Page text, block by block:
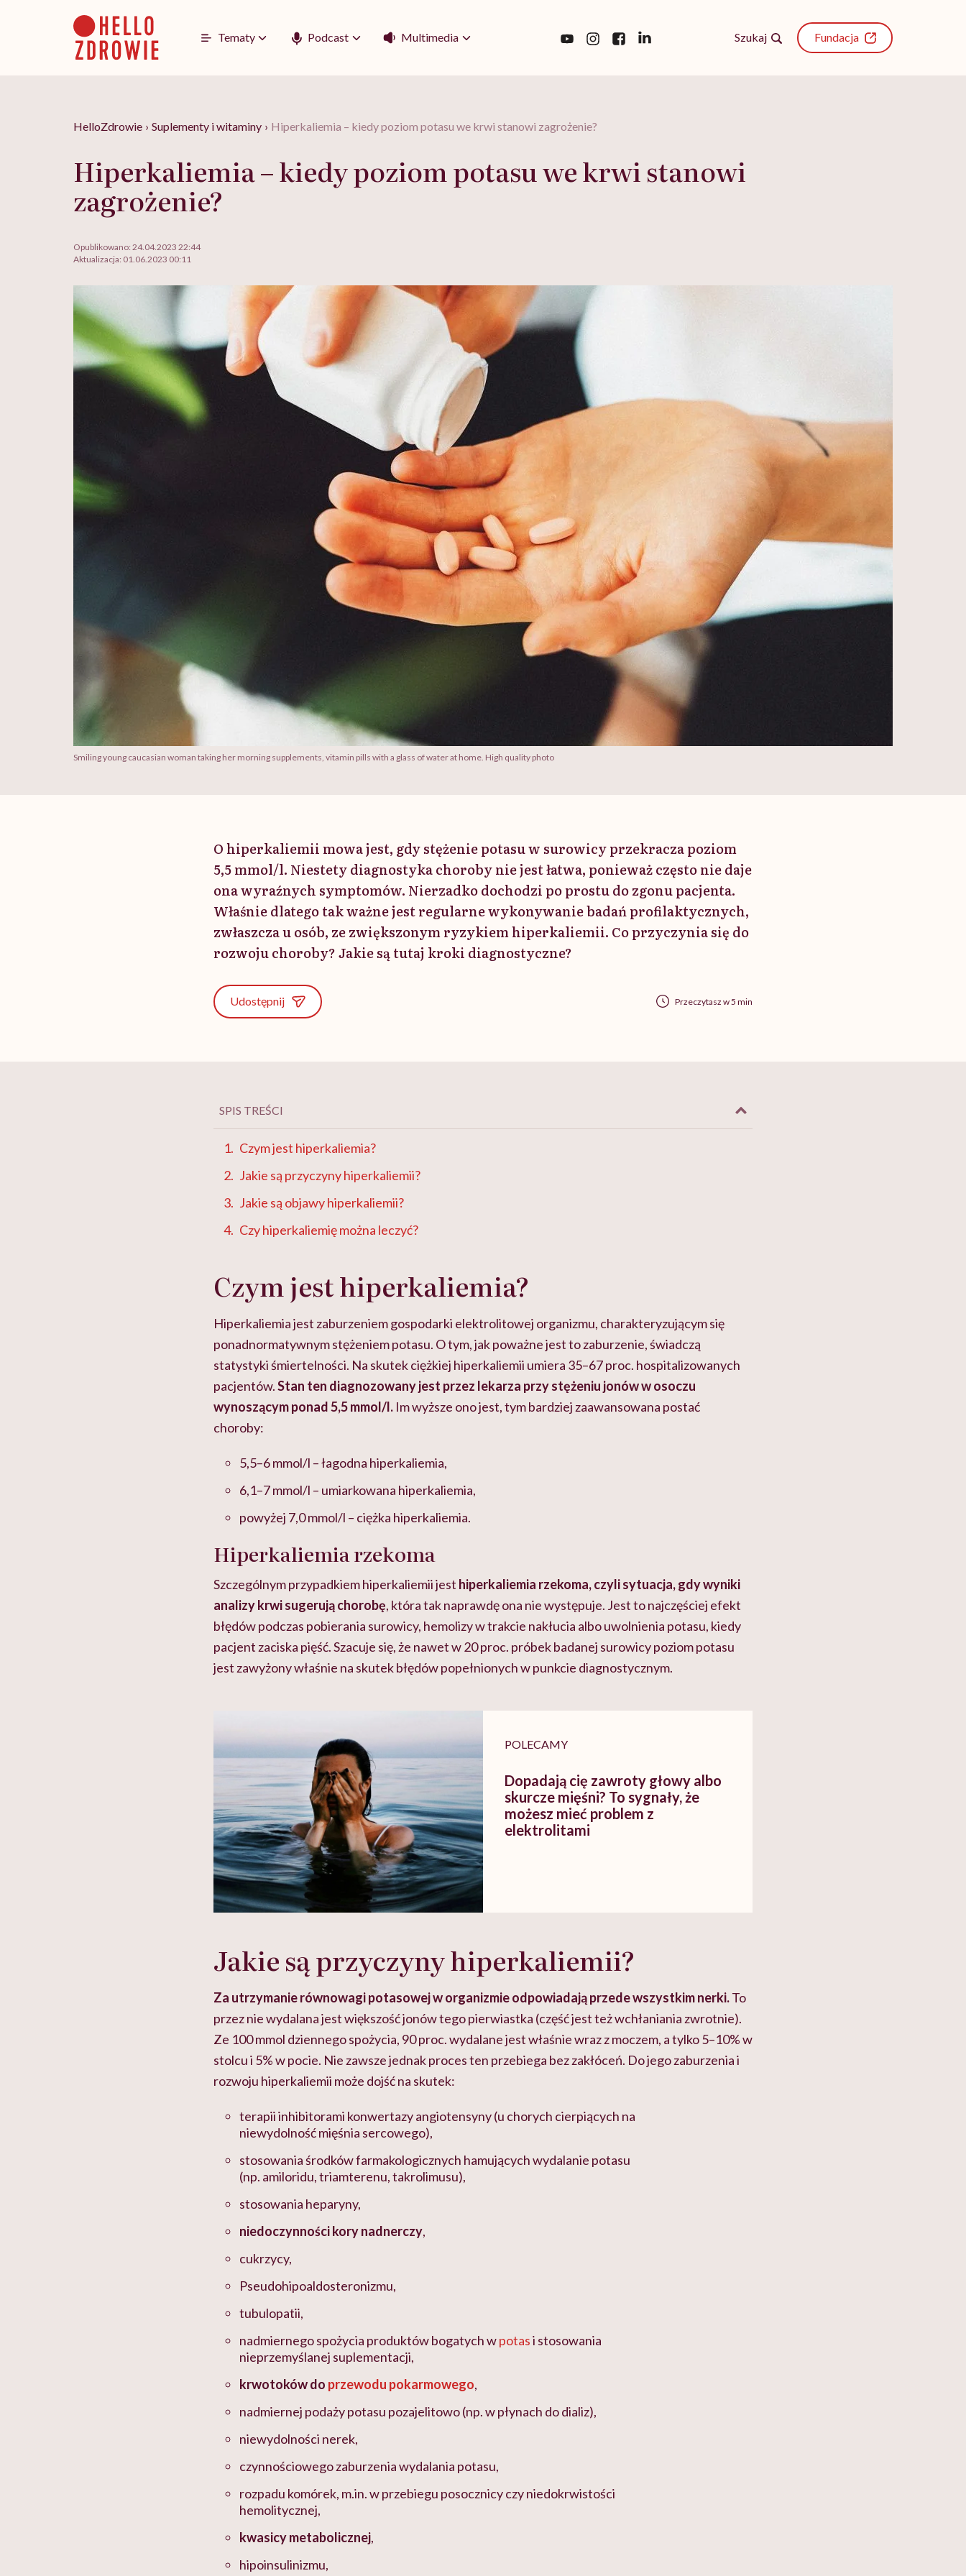
Tematy Podcast Multimedia Szukaj Fundacja
HelloZdrowie › Suplementy i witaminy › Hiperkaliemia – kiedy poziom potasu we krwi stanowi zagrożenie?
Hiperkaliemia – kiedy poziom potasu we krwi stanowi
zagrożenie?
Opublikowano: 24.04.2023 22:44
Aktualizacja: 01.06.2023 00:11
Smiling young caucasian woman taking her morning supplements, vitamin pills with a glass of water at home. High quality photo
O hiperkaliemii mowa jest, gdy stężenie potasu w surowicy przekracza poziom
5,5 mmol/l. Niestety diagnostyka choroby nie jest łatwa, ponieważ często nie daje
ona wyraźnych symptomów. Nierzadko dochodzi po prostu do zgonu pacjenta.
Właśnie dlatego tak ważne jest regularne wykonywanie badań profilaktycznych,
zwłaszcza u osób, ze zwiększonym ryzykiem hiperkaliemii. Co przyczynia się do
rozwoju choroby? Jakie są tutaj kroki diagnostyczne?
Udostępnij Przeczytasz w 5 min
SPIS TREŚCI
Czym jest hiperkaliemia?
Jakie są przyczyny hiperkaliemii?
Jakie są objawy hiperkaliemii?
Czy hiperkaliemię można leczyć?
Czym jest hiperkaliemia?
Hiperkaliemia jest zaburzeniem gospodarki elektrolitowej organizmu, charakteryzującym się
ponadnormatywnym stężeniem potasu. O tym, jak poważne jest to zaburzenie, świadczą
statystyki śmiertelności. Na skutek ciężkiej hiperkaliemii umiera 35–67 proc. hospitalizowanych
pacjentów.Stan ten diagnozowany jest przez lekarza przy stężeniu jonów w osoczu
wynoszącym ponad 5,5 mmol/l. Im wyższe ono jest, tym bardziej zaawansowana postać
choroby:
5,5–6 mmol/l – łagodna hiperkaliemia,
6,1–7 mmol/l – umiarkowana hiperkaliemia,
powyżej 7,0 mmol/l – ciężka hiperkaliemia.
Hiperkaliemia rzekoma
Szczególnym przypadkiem hiperkaliemii jest hiperkaliemia rzekoma, czyli sytuacja, gdy wyniki
analizy krwi sugerują chorobę, która tak naprawdę ona nie występuje. Jest to najczęściej efekt
błędów podczas pobierania surowicy, hemolizy w trakcie nakłucia albo uwolnienia potasu, kiedy
pacjent zaciska pięść. Szacuje się, że nawet w 20 proc. próbek badanej surowicy poziom potasu
jest zawyżony właśnie na skutek błędów popełnionych w punkcie diagnostycznym.
POLECAMY
Dopadają cię zawroty głowy albo
skurcze mięśni? To sygnały, że
możesz mieć problem z
elektrolitami
Jakie są przyczyny hiperkaliemii?
Za utrzymanie równowagi potasowej w organizmie odpowiadają przede wszystkim nerki.To
przez nie wydalana jest większość jonów tego pierwiastka (część jest też wchłaniania zwrotnie).
Ze 100 mmol dziennego spożycia, 90 proc. wydalane jest właśnie wraz z moczem, a tylko 5–10% w
stolcu i 5% w pocie. Nie zawsze jednak proces ten przebiega bez zakłóceń. Do jego zaburzenia i
rozwoju hiperkaliemii może dojść na skutek:
terapii inhibitorami konwertazy angiotensyny (u chorych cierpiących na
niewydolność mięśnia sercowego),
stosowania środków farmakologicznych hamujących wydalanie potasu
(np. amiloridu, triamterenu, takrolimusu),
stosowania heparyny,
niedoczynności kory nadnerczy,
cukrzycy,
Pseudohipoaldosteronizmu,
tubulopatii,
nadmiernego spożycia produktów bogatych wpotasi stosowania
nieprzemyślanej suplementacji,
krwotoków do przewodu pokarmowego,
nadmiernej podaży potasu pozajelitowo (np. w płynach do dializ),
niewydolności nerek,
czynnościowego zaburzenia wydalania potasu,
rozpadu komórek, m.in. w przebiegu posocznicy czy niedokrwistości
hemolitycznej,
kwasicy metabolicznej,
hipoinsulinizmu,